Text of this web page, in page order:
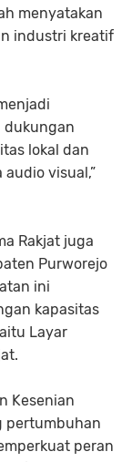
menyatakan
industri kreatif
dukungan
lokal dan
visual,”
Rakjat juga
Purworejo
ini
kapasitas
Layar
Kesenian
pertumbuhan
peran